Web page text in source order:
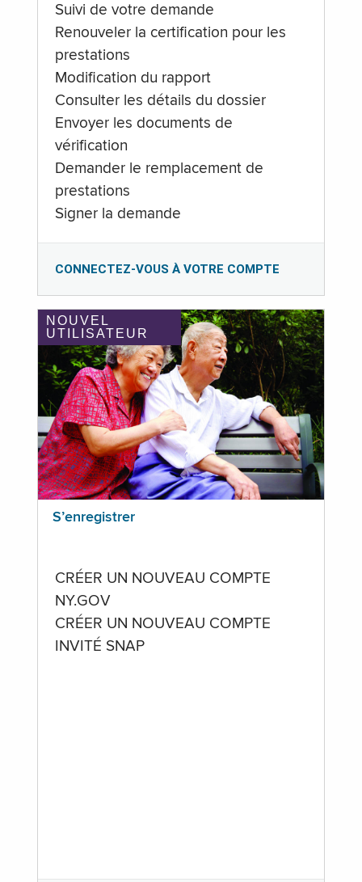
Suivi de votre demande
Renouveler la certification pour les
prestations
Modification du rapport
Consulter les détails du dossier
Envoyer les documents de
vérification
Demander le remplacement de
prestations
Signer la demande
CONNECTEZ-VOUS À VOTRE COMPTE
NOUVEL
UTILISATEUR
S’enregistrer
CRÉER UN NOUVEAU COMPTE
NY.GOV
CRÉER UN NOUVEAU COMPTE
INVITÉ SNAP